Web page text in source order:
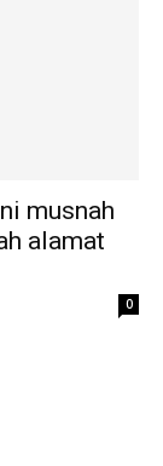
musnah
alamat
0